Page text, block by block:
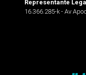
Representante
16.366.285-k - Av